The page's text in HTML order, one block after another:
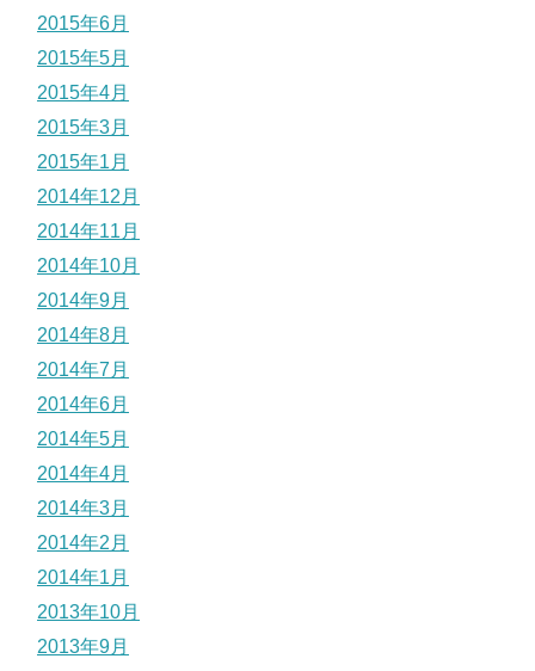
2015年6月
2015年5月
2015年4月
2015年3月
2015年1月
2014年12月
2014年11月
2014年10月
2014年9月
2014年8月
2014年7月
2014年6月
2014年5月
2014年4月
2014年3月
2014年2月
2014年1月
2013年10月
2013年9月